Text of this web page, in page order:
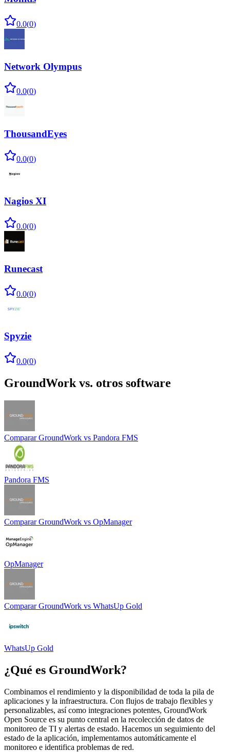
0.0(0)
Network Olympus
0.0(0)
ThousandEyes
0.0(0)
Nagios XI
0.0(0)
Runecast
0.0(0)
Spyzie
0.0(0)
GroundWork vs. otros software
Comparar GroundWork vs Pandora FMS
Pandora FMS
Comparar GroundWork vs OpManager
OpManager
Comparar GroundWork vs WhatsUp Gold
WhatsUp Gold
¿Qué es GroundWork?
Combinamos el rendimiento y la disponibilidad de toda la pila de
aplicaciones y la infraestructura. Con flujos de trabajo flexibles y
personalizables, así como integraciones potentes, GroundWork
Open Source es su punto central en la recolección de datos de
monitoreo de TI y alertas de estado. Hacemos un seguimiento del
estado de la aplicación, implementamos automáticamente el
monitoreo e identifica problemas de red.